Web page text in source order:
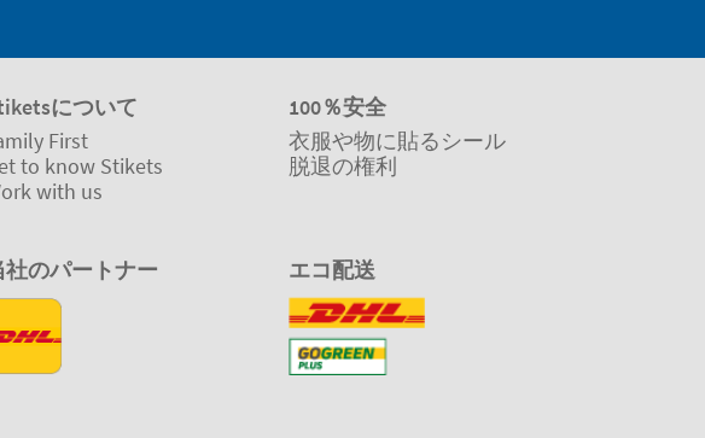
について
First
to know Stikets
with us
100％安全
衣服や物に貼るシール
脱退の権利
社のパートナー エコ配送